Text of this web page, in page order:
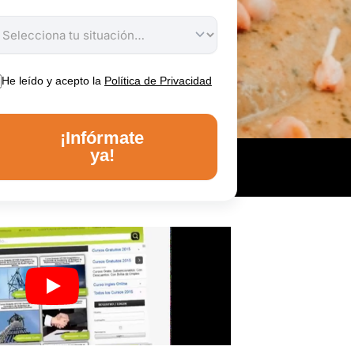
He leído y acepto la Política de Privacidad
¡Infórmate
ya!